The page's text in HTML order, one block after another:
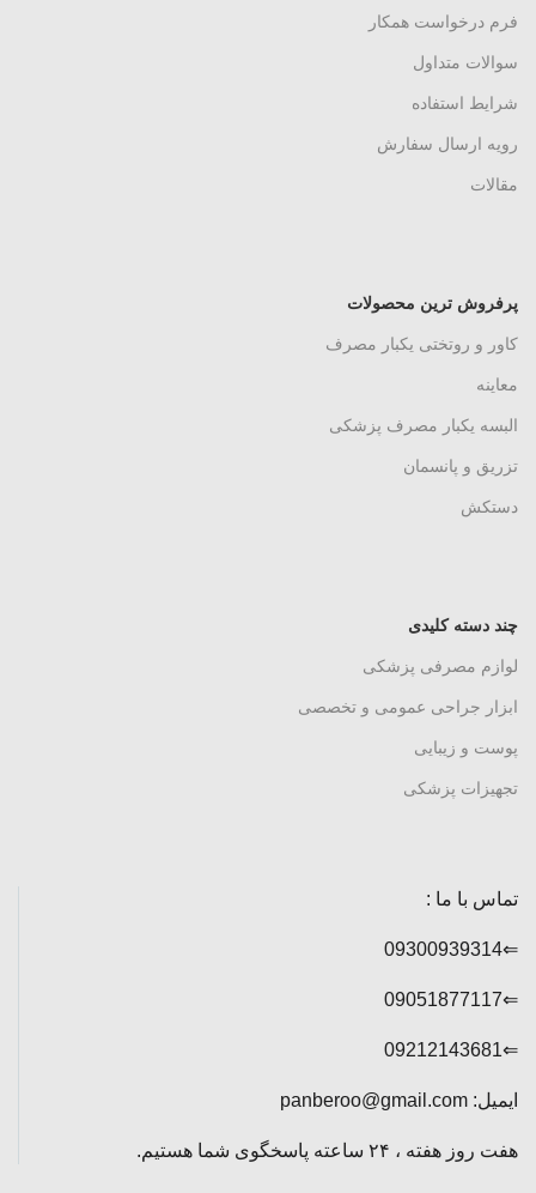
فرم درخواست همکار
سوالات متداول
شرایط استفاده
رویه ارسال سفارش
مقالات
پرفروش ترین محصولات
کاور و روتختی یکبار مصرف
معاینه
البسه یکبار مصرف پزشکی
تزریق و پانسمان
دستکش
چند دسته کلیدی
لوازم مصرفی پزشکی
ابزار جراحی عمومی و تخصصی
پوست و زیبایی
تجهیزات پزشکی
تماس با ما :
⇐09300939314
⇐09051877117
⇐09212143681
ایمیل: panberoo@gmail.com
هفت روز هفته ، ۲۴ ساعته پاسخگوی شما هستیم.